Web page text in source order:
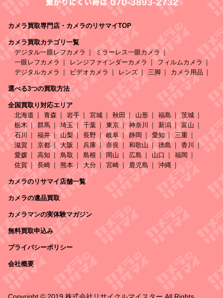
カメラ買取専門店・カメラのリサマイTOP
カメラ買取カテゴリ一覧
デジタル一眼レフカメラ
ミラーレス一眼カメラ
一眼レフカメラ
レンジファインダーカメラ
フィルムカメラ
デジタルカメラ
ビデオカメラ レンズ 三脚 カメラ用品
選べる3つの買取方法
全国買取り対応エリア
北海道
青森 岩手 宮城 秋田 山形 福島
茨城
栃木
群馬 埼玉 千葉 東京 神奈川 新潟
富山
石川
福井 山梨 長野 岐阜 静岡 愛知
三重
滋賀
京都 大阪 兵庫 奈良 和歌山 徳島
香川
愛媛
高知 鳥取 島根 岡山 広島 山口
福岡
佐賀
長崎 熊本 大分 宮崎 鹿児島 沖縄
カメラのリサマイ店舗一覧
カメラの遺品買取
カメラマンの実体験マガジン
無料買取申込み
プライバシーポリシー
会社概要